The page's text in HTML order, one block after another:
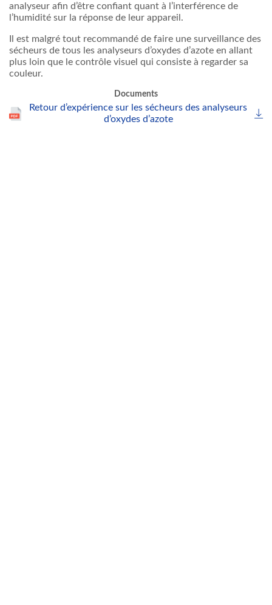
analyseur afin d’être confiant quant à l’interférence de
l’humidité sur la réponse de leur appareil.
Il est malgré tout recommandé de faire une surveillance des
sécheurs de tous les analyseurs d’oxydes d’azote en allant
plus loin que le contrôle visuel qui consiste à regarder sa
couleur.
Documents
Retour d’expérience sur les sécheurs des analyseurs
d’oxydes d’azote